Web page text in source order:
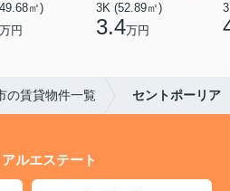
㎡)
万円
3K (52.89㎡)
3.4万円
の賃貸物件一覧 セントポーリア
ルエステート